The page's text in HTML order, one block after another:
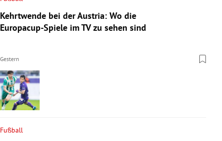
Kehrtwende bei der Austria: Wo die
Europacup-Spiele im TV zu sehen sind
Gestern
Fußball